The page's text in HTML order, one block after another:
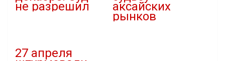
не разрешил аксайских
рынков
27 апреля